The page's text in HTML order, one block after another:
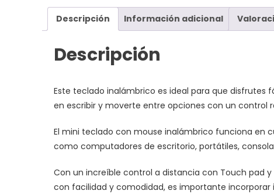
Descripción Información adicional
Descripción
Este teclado inalámbrico es ideal para que
en escribir y moverte entre opciones con un control
El mini teclado con mouse inalámbrico funciona en
como computadores de escritorio, portátiles,
Con un increíble control a distancia con Touch pad
con facilidad y comodidad, es importante incorporar